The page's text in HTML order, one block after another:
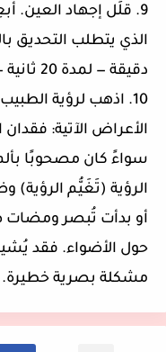
9. قلِّل إجهاد العين.
دقيقة — لمدة 20 ثانية — وانظر على بُعد 20 قدمًا.
10. اذهب لرؤية
الأعراض الآتية:
سواءً كان مصحوبًا
الرؤية (تَغَيُّم الرؤية)
أو بدأت تُبصر ومضات
حول الأضواء. فقد
مشكلة بصرية خطيرة.